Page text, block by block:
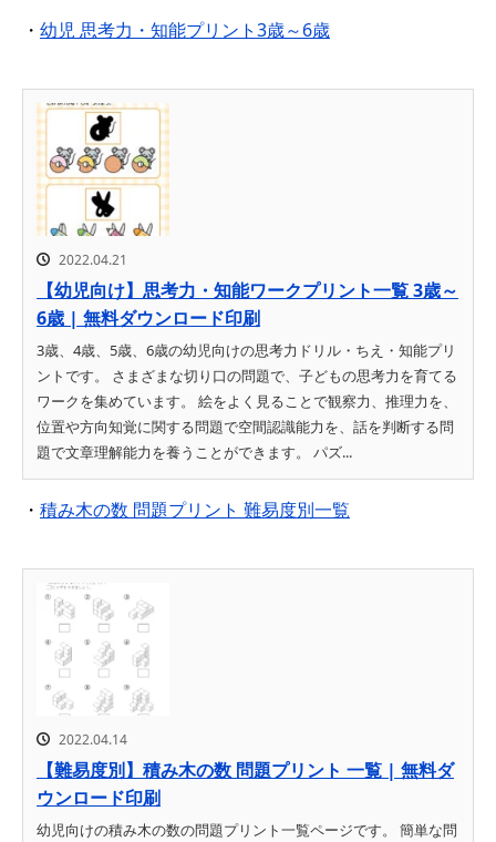
・ 幼児 思考力・知能プリント3歳～6歳
2022.04.21
【幼児向け】思考力・知能ワークプリント一覧 3歳～
6歳 | 無料ダウンロード印刷
3歳、4歳、5歳、6歳の幼児向けの思考力ドリル・ちえ・知能プリ
ントです。 さまざまな切り口の問題で、子どもの思考力を育てる
ワークを集めています。 絵をよく見ることで観察力、推理力を、
位置や方向知覚に関する問題で空間認識能力を、話を判断する問
題で文章理解能力を養うことができます。 パズ...
・ 積み木の数 問題プリント 難易度別一覧
2022.04.14
【難易度別】積み木の数 問題プリント 一覧 | 無料ダ
ウンロード印刷
幼児向けの積み木の数の問題プリント一覧ページです。 簡単な問